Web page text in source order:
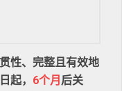
性、完整且有效地
起， 6个月 后关